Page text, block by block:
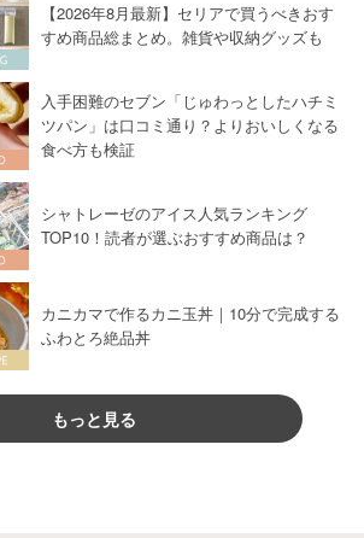
【2026年8月最新】セリアで買うべきおす
すめ商品総まとめ。雑貨や収納グッズも
入手困難のセブン「じゅわっとしたハチミ
ツパン」は口コミ通り？よりおいしくなる
食べ方も検証
シャトレーゼのアイス人気ランキング
TOP10！読者が選ぶおすすめ商品は？
カニカマで作るカニ玉丼｜10分で完成する
ふわとろ絶品丼
もっと見る